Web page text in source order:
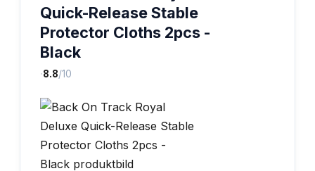
Quick-Release Stable
Protector Cloths 2pcs -
Black
·8.8/10